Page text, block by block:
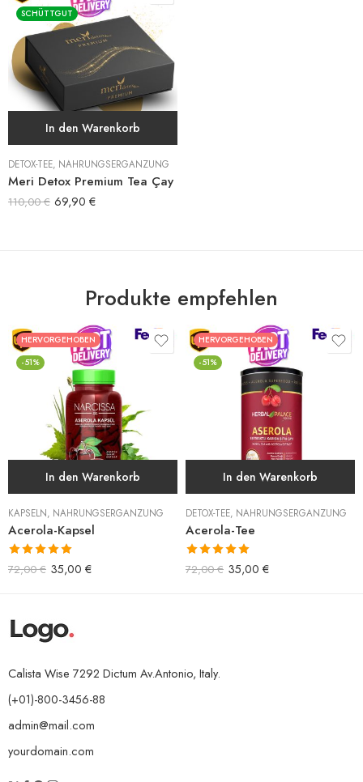
SCHÜTTGUT
In den Warenkorb
DETOX-TEE, NAHRUNGSERGÄNZUNG
Meri Detox Premium Tea Çay
110,00€ 69,90 €
Produkte empfehlen
HERVORGEHOBEN
-51%
In den Warenkorb
KAPSELN, NAHRUNGSERGÄNZUNG
Acerola-Kapsel
Bewertet mit
5.00von 5
72,00€ 35,00 €
HERVORGEHOBEN
-51%
In den Warenkorb
DETOX-TEE, NAHRUNGSERGÄNZUNG
Acerola-Tee
Bewertet mit
5.00von 5
72,00€ 35,00 €
Calista Wise 7292 Dictum Av.Antonio, Italy.
(+01)-800-3456-88
admin@mail.com
yourdomain.com